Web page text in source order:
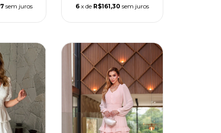
sem juros 6 x de R$161,30 sem juros